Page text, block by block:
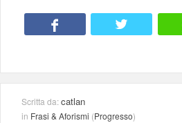
Scritta da:catlan
in Frasi & Aforismi (Progresso)